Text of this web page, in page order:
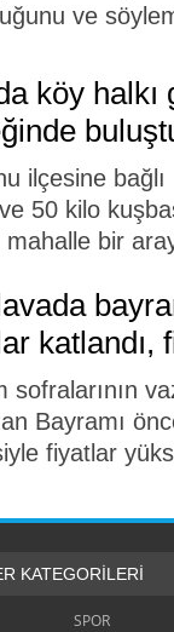
ve
köy
ilçesine
50 kilo
bir
sofralarının
Bayramı
fiyatlar
KATEGORİLERİ
SPOR